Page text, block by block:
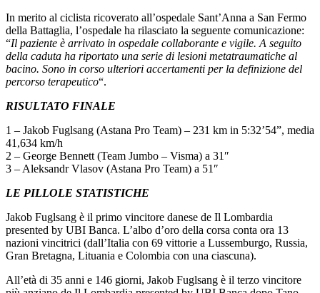
In merito al ciclista ricoverato all’ospedale Sant’Anna a San Fermo
della Battaglia, l’ospedale ha rilasciato la seguente comunicazione:
“Il paziente è arrivato in ospedale collaborante e vigile. A seguito
della caduta ha riportato una serie di lesioni metatraumatiche al
bacino. Sono in corso ulteriori accertamenti per la definizione del
percorso terapeutico“.
RISULTATO FINALE
1 – Jakob Fuglsang (Astana Pro Team) – 231 km in 5:32’54”, media
41,634 km/h
2 – George Bennett (Team Jumbo – Visma) a 31″
3 – Aleksandr Vlasov (Astana Pro Team) a 51″
LE PILLOLE STATISTICHE
Jakob Fuglsang è il primo vincitore danese de Il Lombardia
presented by UBI Banca. L’albo d’oro della corsa conta ora 13
nazioni vincitrici (dall’Italia con 69 vittorie a Lussemburgo, Russia,
Gran Bretagna, Lituania e Colombia con una ciascuna).
All’età di 35 anni e 146 giorni, Jakob Fuglsang è il terzo vincitore